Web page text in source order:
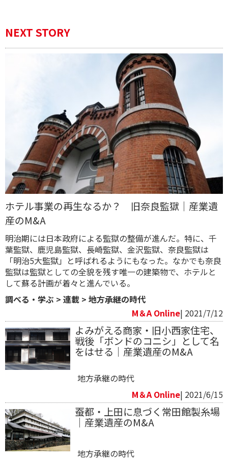
NEXT STORY
ホテル事業の再生なるか？ 旧奈良監獄｜産業遺
産のM&A
明治期には日本政府による監獄の整備が進んだ。特に、千
葉監獄、鹿児島監獄、長崎監獄、金沢監獄、奈良監獄は
「明治5大監獄」と呼ばれるようにもなった。なかでも奈良
監獄は監獄としての全貌を残す唯一の建築物で、ホテルと
して蘇る計画が着々と進んでいる。
調べる・学ぶ > 連載 > 地方承継の時代
M＆A Online| 2021/7/12
よみがえる商家・旧小西家住宅、
戦後「ボンドのコニシ」として名
をはせる｜産業遺産のM&A
地方承継の時代
M＆A Online| 2021/6/15
蚕都・上田に息づく常田館製糸場
｜産業遺産のM&A
地方承継の時代